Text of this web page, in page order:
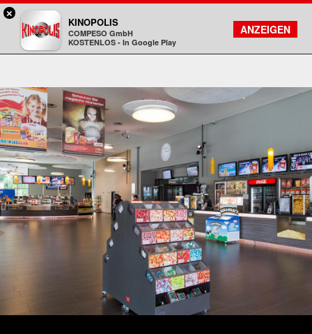
Kinopolis
FILMSUCHE
KONTO
×
KINOPOLIS
COMPESO GmbH
KOSTENLOS - In Google Play
ANZEIGEN